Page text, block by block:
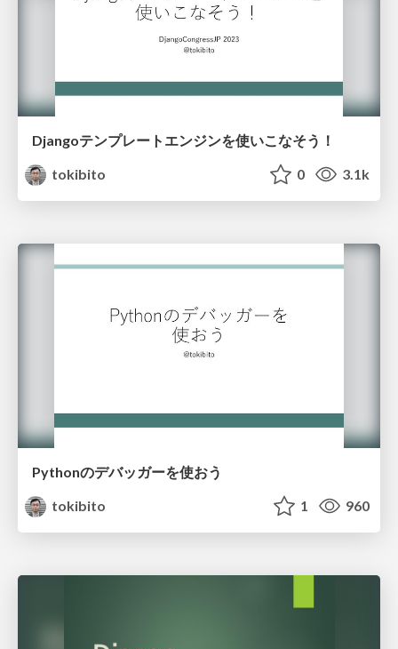
Djangoテンプレートエンジンを使いこなそう！
tokibito
0 3.1k
Pythonのデバッガーを使おう
tokibito
1 960